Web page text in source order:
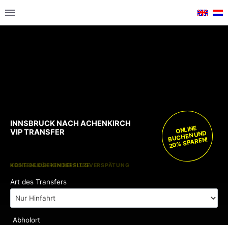
KOSTENLOSE KINDERSITZE
KEINE GEBÜHREN BEI FLUGVERSPÄTUNG
ONLINE
BUCHEN UND
20% SPAREN!
Art des Transfers
Abholort
INNSBRUCK NACH ACHENKIRCH
VIP TRANSFER